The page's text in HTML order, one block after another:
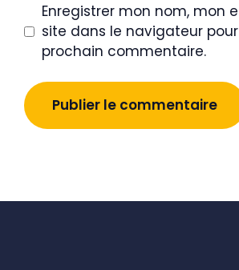
Enregistrer mon nom, mon
site dans le navigateur
prochain commentaire.